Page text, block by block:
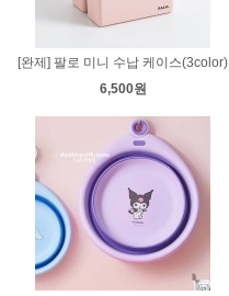
[완제] 팔로 미니 수납 케이스(3color)
6,500원